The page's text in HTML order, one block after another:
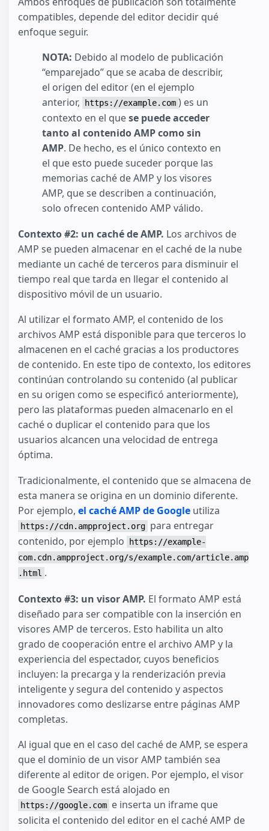
compatibles, depende del editor decidir qué
enfoque seguir.
NOTA: Debido al modelo de publicación
“emparejado” que se acaba de describir,
el origen del editor (en el ejemplo
anterior,
https://example.com ) es un
contexto en el quese puede acceder
tanto al contenido AMP como sin
AMP. De hecho, es el único contexto en
el que esto puede suceder porque las
memorias caché de AMP y los visores
AMP, que se describen a continuación,
solo ofrecen contenido AMP válido.
Contexto #2: un caché de AMP. Los archivos de
AMP se pueden almacenar en el caché de la nube
mediante un caché de terceros para disminuir el
tiempo real que tarda en llegar el contenido al
dispositivo móvil de un usuario.
Al utilizar el formato AMP, el contenido de los
archivos AMP está disponible para que terceros lo
almacenen en el caché gracias a los productores
de contenido. En este tipo de contexto, los editores
continúan controlando su contenido (al publicar
en su origen como se especificó anteriormente),
pero las plataformas pueden almacenarlo en el
caché o duplicar el contenido para que los
usuarios alcancen una velocidad de entrega
óptima.
Tradicionalmente, el contenido que se almacena de
esta manera se origina en un dominio diferente.
Por ejemplo, el caché AMP de Google utiliza
https://cdn.ampproject.org para entregar
contenido, por ejemplo
https://example-
com.cdn.ampproject.org/s/example.com/article.amp
.html .
Contexto #3: un visor AMP. El formato AMP está
diseñado para ser compatible con la inserción en
visores AMP de terceros. Esto habilita un alto
grado de cooperación entre el archivo AMP y la
experiencia del espectador, cuyos beneficios
incluyen: la precarga y la renderización previa
inteligente y segura del contenido y aspectos
innovadores como deslizarse entre páginas AMP
completas.
Al igual que en el caso del caché de AMP, se espera
que el dominio de un visor AMP también sea
diferente al editor de origen. Por ejemplo, el visor
de Google Search está alojado en
https://google.com e inserta un iframe que
solicita el contenido del editor en el caché AMP de